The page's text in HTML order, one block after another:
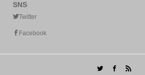
SNS
Twitter
Facebook